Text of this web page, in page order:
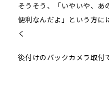
そうそう、「いやいや、あ
便利なんだよ」という方に
く
後付けのバックカメラ取付